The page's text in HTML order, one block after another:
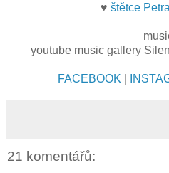
♥ štětce
youtube music gallery
FACEBOOK
21 komentářů: